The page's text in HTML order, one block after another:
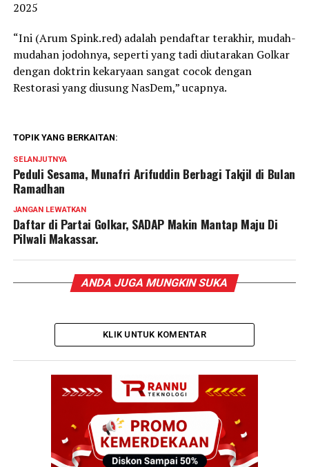
2025
“Ini (Arum Spink.red) adalah pendaftar terakhir, mudah-
mudahan jodohnya, seperti yang tadi diutarakan Golkar
dengan doktrin kekaryaan sangat cocok dengan
Restorasi yang diusung NasDem,” ucapnya.
TOPIK YANG BERKAITAN:
SELANJUTNYA
Peduli Sesama, Munafri Arifuddin Berbagi Takjil di Bulan
Ramadhan
JANGAN LEWATKAN
Daftar di Partai Golkar, SADAP Makin Mantap Maju Di
Pilwali Makassar.
ANDA JUGA MUNGKIN SUKA
KLIK UNTUK KOMENTAR